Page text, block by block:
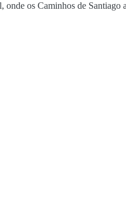
os Caminhos de Santiago